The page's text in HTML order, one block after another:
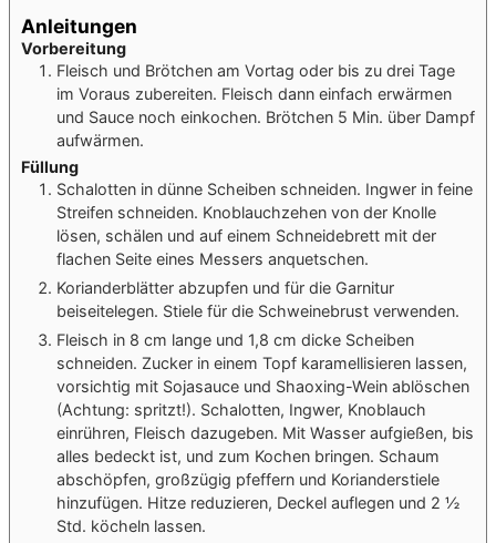
Anleitungen
Vorbereitung
Fleisch und Brötchen am Vortag oder bis zu drei Tage
im Voraus zubereiten. Fleisch dann einfach erwärmen
und Sauce noch einkochen. Brötchen 5 Min. über Dampf
aufwärmen.
Füllung
Schalotten in dünne Scheiben schneiden. Ingwer in feine
Streifen schneiden. Knoblauchzehen von der Knolle
lösen, schälen und auf einem Schneidebrett mit der
flachen Seite eines Messers anquetschen.
Korianderblätter abzupfen und für die Garnitur
beiseitelegen. Stiele für die Schweinebrust verwenden.
Fleisch in 8 cm lange und 1,8 cm dicke Scheiben
schneiden. Zucker in einem Topf karamellisieren lassen,
vorsichtig mit Sojasauce und Shaoxing-Wein ablöschen
(Achtung: spritzt!). Schalotten, Ingwer, Knoblauch
einrühren, Fleisch dazugeben. Mit Wasser aufgießen, bis
alles bedeckt ist, und zum Kochen bringen. Schaum
abschöpfen, großzügig pfeffern und Korianderstiele
hinzufügen. Hitze reduzieren, Deckel auflegen und 2 ½
Std. köcheln lassen.